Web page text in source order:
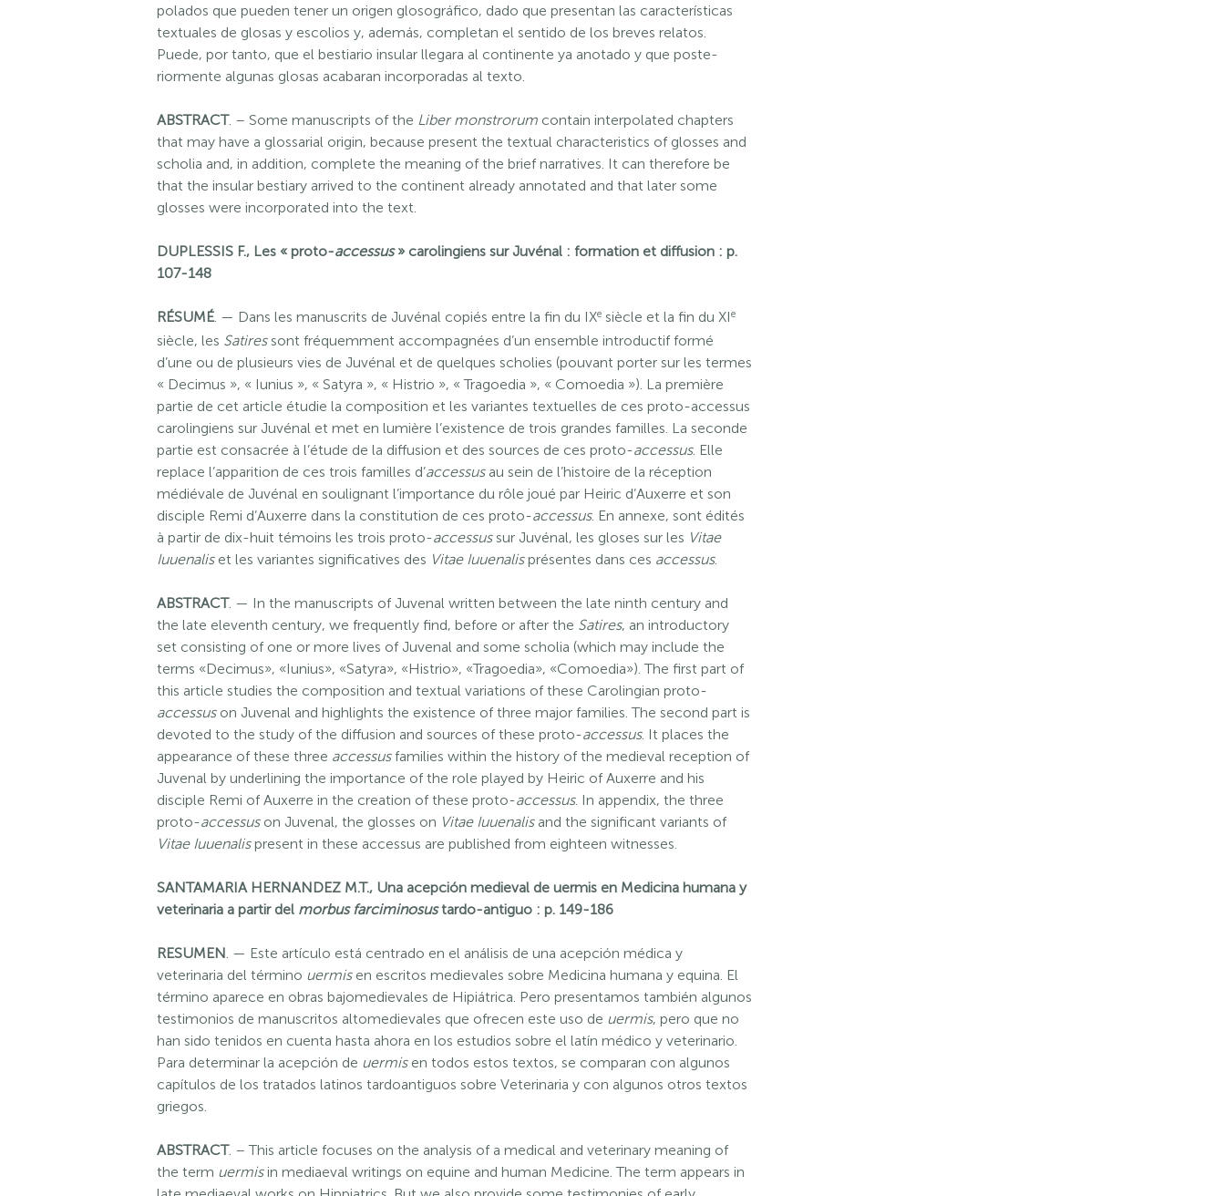
polados que pueden tener un origen glosográfico, dado que presentan las características
textuales de glosas y escolios y, además, completan el sentido de los breves relatos.
Puede, por tanto, que el bestiario insular llegara al continente ya anotado y que poste-
riormente algunas glosas acabaran incorporadas al texto.
ABSTRACT. – Some manuscripts of the Liber monstrorum contain interpolated chapters
that may have a glossarial origin, because present the textual characteristics of glosses and
scholia and, in addition, complete the meaning of the brief narratives. It can therefore be
that the insular bestiary arrived to the continent already annotated and that later some
glosses were incorporated into the text.
DUPLESSIS F., Les « proto-accessus» carolingiens sur Juvénal : formation et diffusion : p.
107-148
RÉSUMÉ. — Dans les manuscrits de Juvénal copiés entre la fin du IXe siècle et la fin du XIe
siècle, les Satiressont fréquemment accompagnées d’un ensemble introductif formé
d’une ou de plusieurs vies de Juvénal et de quelques scholies (pouvant porter sur les termes
« Decimus », « Iunius », « Satyra », « Histrio », « Tragoedia », « Comoedia »). La première
partie de cet article étudie la composition et les variantes textuelles de ces proto-accessus
carolingiens sur Juvénal et met en lumière l’existence de trois grandes familles. La seconde
partie est consacrée à l’étude de la diffusion et des sources de ces proto-accessus. Elle
replace l’apparition de ces trois familles d’accessusau sein de l’histoire de la réception
médiévale de Juvénal en soulignant l’importance du rôle joué par Heiric d’Auxerre et son
disciple Remi d’Auxerre dans la constitution de ces proto-accessus. En annexe, sont édités
à partir de dix-huit témoins les trois proto-accessussur Juvénal, les gloses sur les Vitae
Iuuenaliset les variantes significatives des Vitae Iuuenalisprésentes dans ces accessus.
ABSTRACT. — In the manuscripts of Juvenal written between the late ninth century and
the late eleventh century, we frequently find, before or after the Satires, an introductory
set consisting of one or more lives of Juvenal and some scholia (which may include the
terms «Decimus», «Iunius», «Satyra», «Histrio», «Tragoedia», «Comoedia»). The first part of
this article studies the composition and textual variations of these Carolingian proto-
accessuson Juvenal and highlights the existence of three major families. The second part is
devoted to the study of the diffusion and sources of these proto-accessus. It places the
appearance of these three accessusfamilies within the history of the medieval reception of
Juvenal by underlining the importance of the role played by Heiric of Auxerre and his
disciple Remi of Auxerre in the creation of these proto-accessus. In appendix, the three
proto-accessuson Juvenal, the glosses on Vitae Iuuenalisand the significant variants of
Vitae Iuuenalispresent in these accessus are published from eighteen witnesses.
SANTAMARIA HERNANDEZ M.T., Una acepción medieval de uermis en Medicina humana y
veterinaria a partir del morbus farciminosustardo-antiguo : p. 149-186
RESUMEN. — Este artículo está centrado en el análisis de una acepción médica y
veterinaria del término uermisen escritos medievales sobre Medicina humana y equina. El
término aparece en obras bajomedievales de Hipiátrica. Pero presentamos también algunos
testimonios de manuscritos altomedievales que ofrecen este uso de uermis, pero que no
han sido tenidos en cuenta hasta ahora en los estudios sobre el latín médico y veterinario.
Para determinar la acepción de uermisen todos estos textos, se comparan con algunos
capítulos de los tratados latinos tardoantiguos sobre Veterinaria y con algunos otros textos
griegos.
ABSTRACT. – This article focuses on the analysis of a medical and veterinary meaning of
the term uermisin mediaeval writings on equine and human Medicine. The term appears in